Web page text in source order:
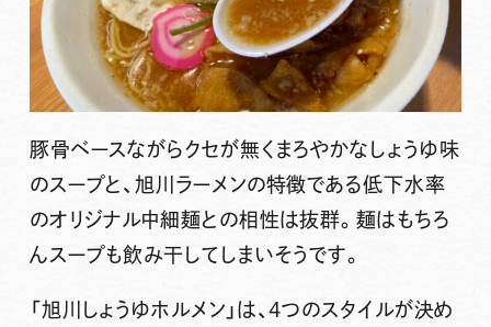
豚骨ベースながらクセが無くまろやかなしょうゆ味
のスープと、旭川ラーメンの特徴である低下水率
のオリジナル中細麺との相性は抜群。麺はもちろ
んスープも飲み干してしまいそうです。
「旭川しょうゆホルメン」 は、4つのスタイルが決め